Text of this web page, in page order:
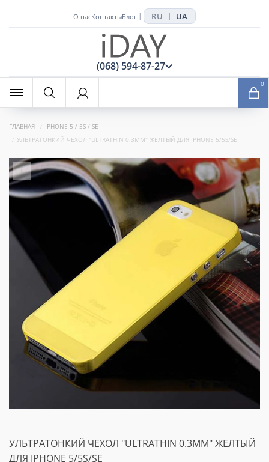
О насКонтактыБлог | RU | UA
(068) 594-87-27
0
ГЛАВНАЯ
IPHONE 5 / 5S / SE
УЛЬТРАТОНКИЙ ЧЕХОЛ "ULTRATHIN 0.3MM" ЖЕЛТЫЙ ДЛЯ IPHONE 5/5S/SE
+
УЛЬТРАТОНКИЙ ЧЕХОЛ "ULTRATHIN 0.3MM" ЖЕЛТЫЙ
ДЛЯ IPHONE 5/5S/SE